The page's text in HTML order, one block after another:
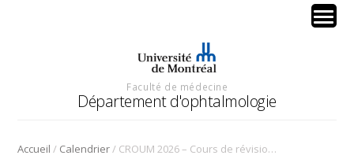
Faculté de médecine
Département d'ophtalmologie
Accueil / Calendrier/ CROUM 2026 – Cours de révision en ophtalmologie de l’Université de Montréal